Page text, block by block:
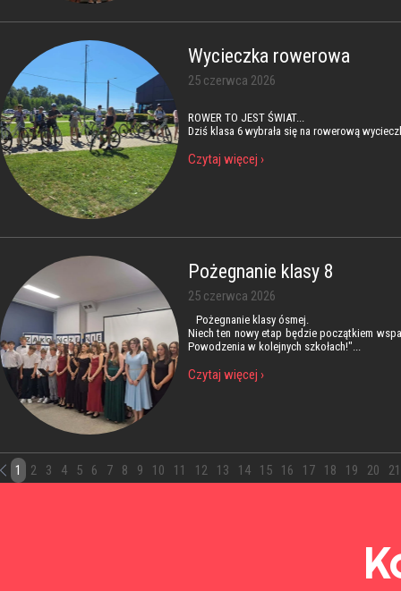
Wycieczka rowerowa
25 czerwca 2026
ROWER TO JEST ŚWIAT...
Dziś klasa 6 wybrała się na rowerową
Czytaj więcej ›
Pożegnanie klasy 8
25 czerwca 2026
Pożegnanie klasy ósmej.
Niech ten nowy etap będzie początkiem
Powodzenia w kolejnych szkołach!"...
Czytaj więcej ›
1 2 3 4 5 6 7 8 9 10 11 12 13 14 15 16 17 18 19 20 21